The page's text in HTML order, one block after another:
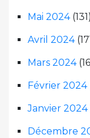
Mai 2024(131)
Avril 2024
Mars 2024
Février 2024
Janvier 2024
Décembre